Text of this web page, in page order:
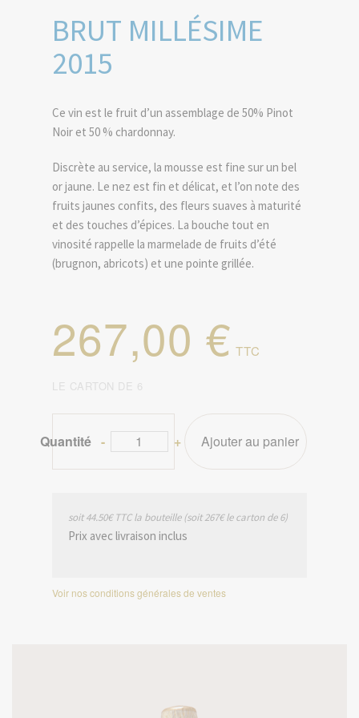
BRUT MILLÉSIME
2015
Ce vin est le fruit d’un assemblage de 50% Pinot
Noir et 50 % chardonnay.
Discrète au service, la mousse est fine sur un bel
or jaune. Le nez est fin et délicat, et l’on note des
fruits jaunes confits, des fleurs suaves à maturité
et des touches d’épices. La bouche tout en
vinosité rappelle la marmelade de fruits d’été
(brugnon, abricots) et une pointe grillée.
267,00 €
LE CARTON DE 6
Quantité - +
soit 44.50€ TTC la bouteille (soit 267€ le carton de 6)
Prix avec livraison inclus
Voir nos conditions générales de ventes